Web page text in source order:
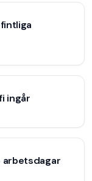
ingår
arbetsdagar